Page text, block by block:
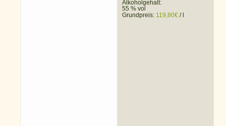
Alkoholgehalt:
55 % vol
Grundpreis: 119,80€ /